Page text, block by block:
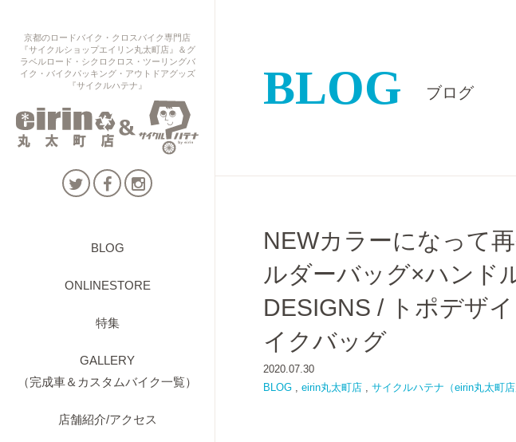
京都のロードバイク・クロスバイク専門店
『サイクルショップエイリン丸太町店』＆グ
ラベルロード・シクロクロス・ツーリングバ
イク・バイクパッキング・アウトドアグッズ
『サイクルハテナ』
BLOG
ONLINESTORE
特集
GALLERY
（完成車＆カスタムバイク一覧）
店舗紹介/アクセス
BLOG ブログ
NEWカラーになって
ルダーバッグ×ハンド
DESIGNS / トポデザ
イクバッグ
2020.07.30
BLOG , eirin丸太町店 , サイクルハテナ（eirin丸太町店